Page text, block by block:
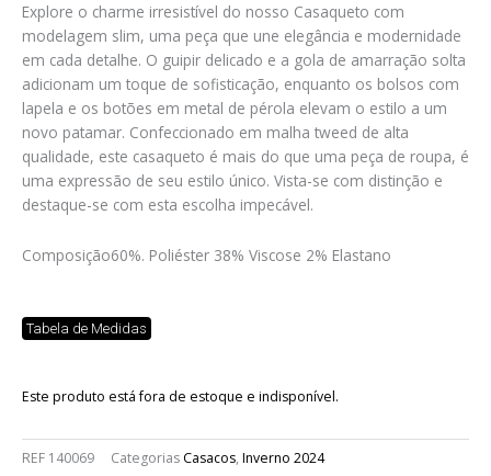
Explore o charme irresistível do nosso Casaqueto com
modelagem slim, uma peça que une elegância e modernidade
em cada detalhe. O guipir delicado e a gola de amarração solta
adicionam um toque de sofisticação, enquanto os bolsos com
lapela e os botões em metal de pérola elevam o estilo a um
novo patamar. Confeccionado em malha tweed de alta
qualidade, este casaqueto é mais do que uma peça de roupa, é
uma expressão de seu estilo único. Vista-se com distinção e
destaque-se com esta escolha impecável.
Composição60%. Poliéster 38% Viscose 2% Elastano
Tabela de Medidas
Este produto está fora de estoque e indisponível.
REF 140069 Categorias Casacos, Inverno 2024